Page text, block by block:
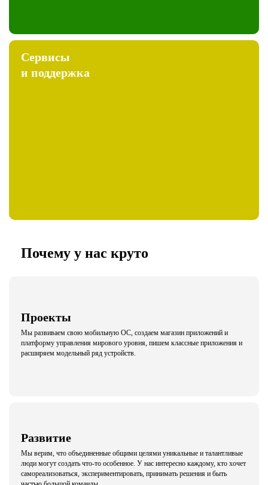
Сервисы
и поддержка
Почему у нас круто
Проекты
Мы развиваем свою мобильную ОС, создаем магазин приложений и
платформу управления мирового уровня, пишем классные приложения и
расширяем модельный ряд устройств.
Развитие
Мы верим, что объединенные общими целями уникальные и талантливые
люди могут создать что-то особенное. У нас интересно каждому, кто хочет
самореализоваться, экспериментировать, принимать решения и быть